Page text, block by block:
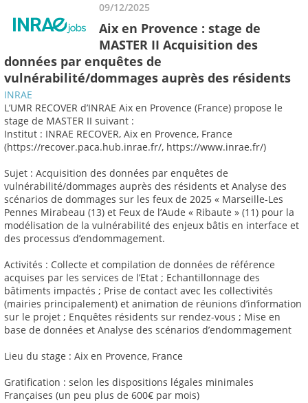
09/12/2025
Aix en Provence : stage de
MASTER II Acquisition des
données par enquêtes de
vulnérabilité/dommages auprès des résidents
INRAE
L’UMR RECOVER d’INRAE Aix en Provence (France) propose le
stage de MASTER II suivant :
Institut : INRAE RECOVER, Aix en Provence, France
(https://recover.paca.hub.inrae.fr/, https://www.inrae.fr/)
Sujet : Acquisition des données par enquêtes de
vulnérabilité/dommages auprès des résidents et Analyse des
scénarios de dommages sur les feux de 2025 « Marseille-Les
Pennes Mirabeau (13) et Feux de l’Aude « Ribaute » (11) pour la
modélisation de la vulnérabilité des enjeux bâtis en interface et
des processus d’endommagement.
Activités : Collecte et compilation de données de référence
acquises par les services de l’Etat ; Echantillonnage des
bâtiments impactés ; Prise de contact avec les collectivités
(mairies principalement) et animation de réunions d’information
sur le projet ; Enquêtes résidents sur rendez-vous ; Mise en
base de données et Analyse des scénarios d’endommagement
Lieu du stage : Aix en Provence, France
Gratification : selon les dispositions légales minimales
Françaises (un peu plus de 600€ par mois)